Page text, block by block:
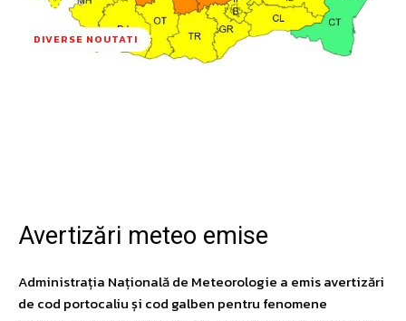
DIVERSE NOUTATI
Avertizări meteo emise
Administrația Națională de Meteorologie a emis avertizări
de cod portocaliu și cod galben pentru fenomene